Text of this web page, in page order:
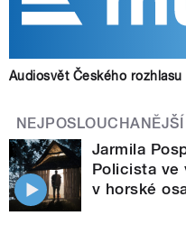
Audiosvět Českého
NEJPOSLOUCHANĚJŠÍ
Jarmila
Policista ve
v horské